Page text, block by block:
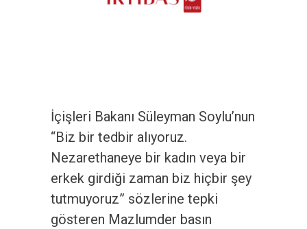
İçişleri Bakanı Süleyman Soylu’nun
“Biz bir tedbir alıyoruz.
Nezarethaneye bir kadın veya bir
erkek girdiği zaman biz hiçbir şey
tutmuyoruz” sözlerine tepki
gösteren Mazlumder basın